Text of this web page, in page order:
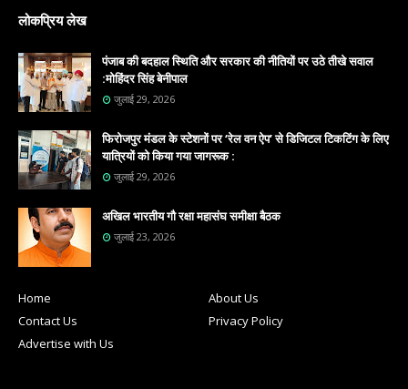
लोकप्रिय लेख
पंजाब की बदहाल स्थिति और सरकार की नीतियों पर उठे तीखे सवाल
:मोहिंदर सिंह बेनीपाल
जुलाई 29, 2026
फिरोजपुर मंडल के स्टेशनों पर ‘रेल वन ऐप’ से डिजिटल टिकटिंग के लिए
यात्रियों को किया गया जागरूक :
जुलाई 29, 2026
अखिल भारतीय गौ रक्षा महासंघ समीक्षा बैठक
जुलाई 23, 2026
Home
About Us
Contact Us
Privacy Policy
Advertise with Us